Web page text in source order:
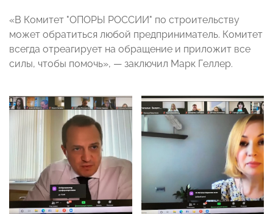
«В Комитет "ОПОРЫ РОССИИ" по строительству
может обратиться любой предприниматель. Комитет
всегда отреагирует на обращение и приложит все
силы, чтобы помочь», — заключил Марк Геллер.